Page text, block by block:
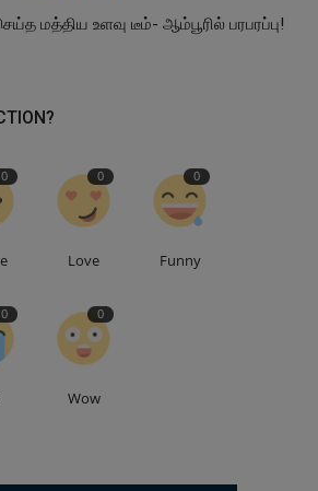
மத்திய உளவு டீம்- ஆம்பூரில் பரபரப்பு!
0 0
Love
0
Funny
0 0
Wow